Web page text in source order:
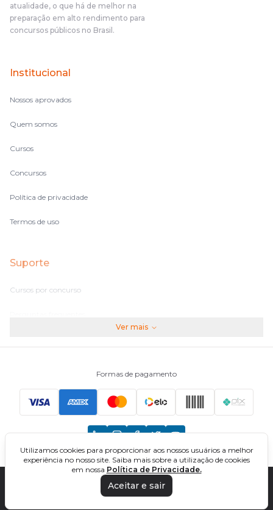
atualidade, o que há de melhor na
preparação em alto rendimento para
concursos públicos no Brasil.
Institucional
Nossos aprovados
Quem somos
Cursos
Concursos
Política de privacidade
Termos de uso
Suporte
Cursos por concurso
Principais Concursos
CNU
TCU
Ver mais
Formas de pagamento
DIREÇÃO CONCURSOS - CURSOS ONLINE PARA CONCURSOS. TODOS OS
DIREITOS RESERVADOS. CNPJ: 32.161.525/0001-03
Utilizamos cookies para proporcionar aos nossos usuários a melhor
experiência no nosso site. Saiba mais sobre a utilização de cookies
em nossa Política de Privacidade.
Aceitar e sair